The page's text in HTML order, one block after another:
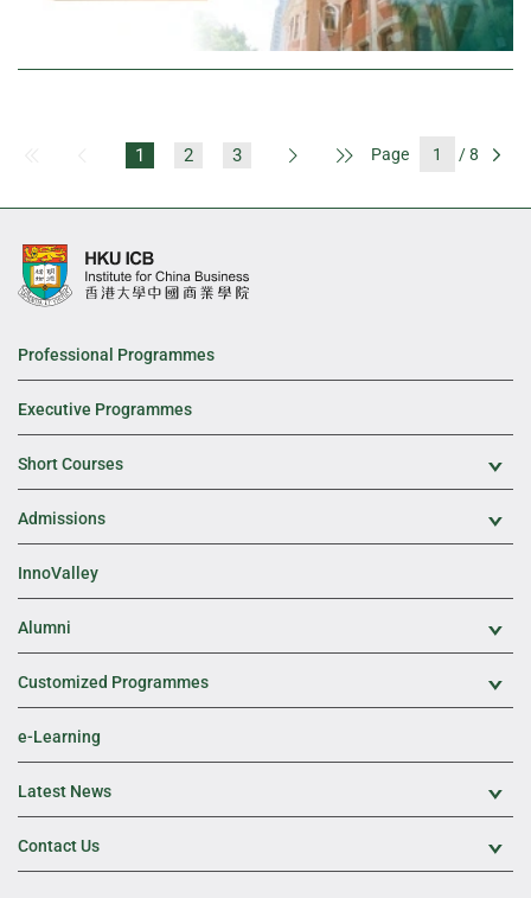
Previous Page
1 2 3 Next PageLast Page
Page / 8
Professional Programmes
Executive Programmes
Short Courses
Admissions
InnoValley
Alumni
Customized Programmes
e-Learning
Latest News
Contact Us